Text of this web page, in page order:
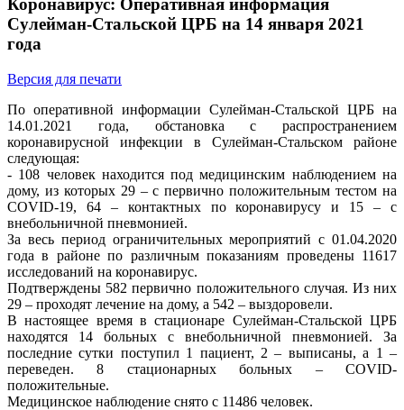
Коронавирус: Оперативная информация
Сулейман-Стальской ЦРБ на 14 января 2021
года
Версия для печати
По оперативной информации Сулейман-Стальской ЦРБ на
14.01.2021 года, обстановка с распространением
коронавирусной инфекции в Сулейман-Стальском районе
следующая:
- 108 человек находится под медицинским наблюдением на
дому, из которых 29 – с первично положительным тестом на
COVID-19, 64 – контактных по коронавирусу и 15 – с
внебольничной пневмонией.
За весь период ограничительных мероприятий с 01.04.2020
года в районе по различным показаниям проведены 11617
исследований на коронавирус.
Подтверждены 582 первично положительного случая. Из них
29 – проходят лечение на дому, а 542 – выздоровели.
В настоящее время в стационаре Сулейман-Стальской ЦРБ
находятся 14 больных с внебольничной пневмонией. За
последние сутки поступил 1 пациент, 2 – выписаны, а 1 –
переведен. 8 стационарных больных – COVID-
положительные.
Медицинское наблюдение снято с 11486 человек.